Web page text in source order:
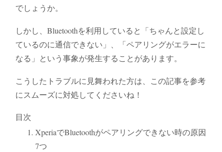
でしょうか。
しかし、Bluetoothを利用していると「ちゃんと設定し
ているのに通信できない」、「ペアリングがエラーに
なる」という事象が発生することがあります。
こうしたトラブルに見舞われた方は、この記事を参考
にスムーズに対処してくださいね！
目次
XperiaでBluetoothがペアリングできない時の原因
7つ